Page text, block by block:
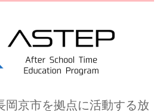
岡京市を拠点に活動する放